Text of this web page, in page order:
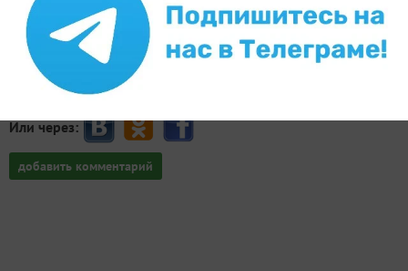
Внимание!Если у вас есть свой вопрос, задайте его
отдельно, вспециальной форме
Ваш E-mail:
Или через:
добавить комментарий